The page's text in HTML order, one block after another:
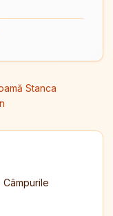
Stanca
Câmpurile